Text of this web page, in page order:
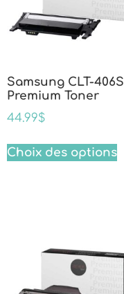
Samsung CLT-406S
Premium Toner
44.99$
Choix des options